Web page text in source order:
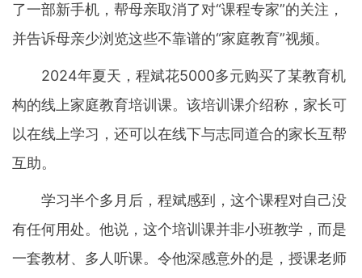
了一部新手机，帮母亲取消了对“课程专家”的关注，
并告诉母亲少浏览这些不靠谱的“家庭教育”视频。
2024年夏天，程斌花5000多元购买了某教育机
构的线上家庭教育培训课。该培训课介绍称，家长可
以在线上学习，还可以在线下与志同道合的家长互帮
互助。
学习半个多月后，程斌感到，这个课程对自己没
有任何用处。他说，这个培训课并非小班教学，而是
一套教材、多人听课。令他深感意外的是，授课老师